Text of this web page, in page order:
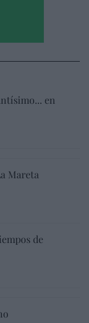
en
Mareta
de